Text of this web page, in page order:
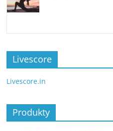
Livescore
Livescore.in
Produkty